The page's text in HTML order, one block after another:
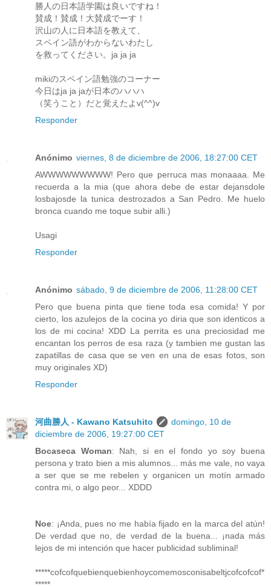
勝人の日本語学園は良いですね！
賛成！賛成！大賛成でーす！
沢山の人に日本語を教えて、
スペイン語がわからないわたし
を救ってください。ja ja ja
mikiのスペイン語勉強のコーナー
今日はja ja jaが日本のハハハ
（笑うこと）だと覚えたよv(^^)v
Responder
Anónimo viernes, 8 de diciembre de 2006, 18:27:00 CET
AWWWWWWWWW! Pero que perruca mas monaaaa. Me
recuerda a la mia (que ahora debe de estar dejansdole
losbajosde la tunica destrozados a San Pedro. Me huelo
bronca cuando me toque subir alli.)
Usagi
Responder
Anónimo sábado, 9 de diciembre de 2006, 11:28:00 CET
Pero que buena pinta que tiene toda esa comida! Y por
cierto, los azulejos de la cocina yo diria que son identicos a
los de mi cocina! XDD La perrita es una preciosidad me
encantan los perros de esa raza (y tambien me gustan las
zapatillas de casa que se ven en una de esas fotos, son
muy originales XD)
Responder
河曲勝人 - Kawano Katsuhito
domingo, 10 de
diciembre de 2006, 19:27:00 CET
Bocaseca Woman: Nah, si en el fondo yo soy buena
persona y trato bien a mis alumnos... más me vale, no vaya
a ser que se me rebelen y organicen un motín armado
contra mi, o algo peor... XDDD
Noe: ¡Anda, pues no me había fijado en la marca del atún!
De verdad que no, de verdad de la buena... ¡nada más
lejos de mi intención que hacer publicidad subliminal!
*****cofcofquebienquebienhoycomemosconisabeltjcofcofcof*
*****